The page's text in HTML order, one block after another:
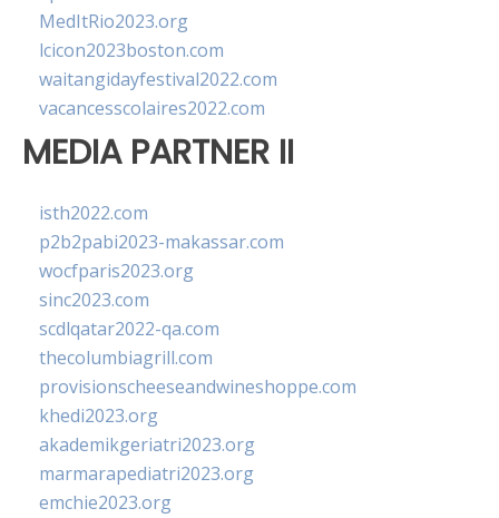
MedItRio2023.org
lcicon2023boston.com
waitangidayfestival2022.com
vacancesscolaires2022.com
MEDIA PARTNER II
isth2022.com
p2b2pabi2023-makassar.com
wocfparis2023.org
sinc2023.com
scdlqatar2022-qa.com
thecolumbiagrill.com
provisionscheeseandwineshoppe.com
khedi2023.org
akademikgeriatri2023.org
marmarapediatri2023.org
emchie2023.org